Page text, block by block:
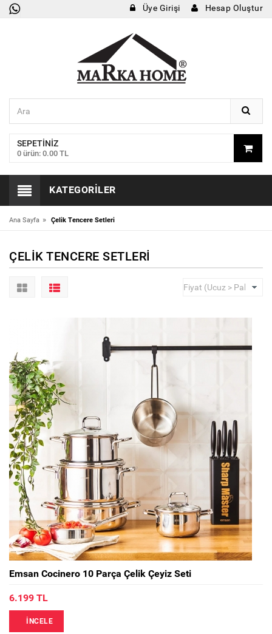
Üye Girişi Hesap Oluştur
SEPETINIZ
0 ürün: 0.00 TL
KATEGORILER
Ana Sayfa » Çelik Tencere Setleri
ÇELIK TENCERE SETLERI
Emsan Cocinero 10 Parça Çelik Çeyiz Seti
6.199 TL
İNCELE